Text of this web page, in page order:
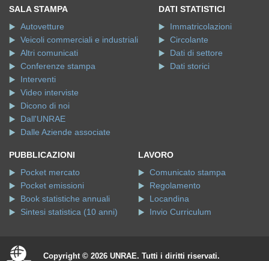
SALA STAMPA
Autovetture
Veicoli commerciali e industriali
Altri comunicati
Conferenze stampa
Interventi
Video interviste
Dicono di noi
Dall'UNRAE
Dalle Aziende associate
DATI STATISTICI
Immatricolazioni
Circolante
Dati di settore
Dati storici
PUBBLICAZIONI
Pocket mercato
Pocket emissioni
Book statistiche annuali
Sintesi statistica (10 anni)
LAVORO
Comunicato stampa
Regolamento
Locandina
Invio Curriculum
Copyright © 2026 UNRAE. Tutti i diritti riservati.